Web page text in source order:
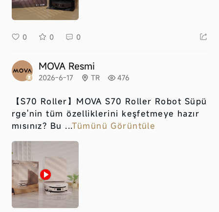
0 0 0
MOVA Resmi
2026-6-17 TR 476
【S70 Roller】 MOVA S70 Roller Robot Süpü
rge'nin tüm özelliklerini keşfetmeye hazır
mısınız? Bu ...Tümünü Görüntüle